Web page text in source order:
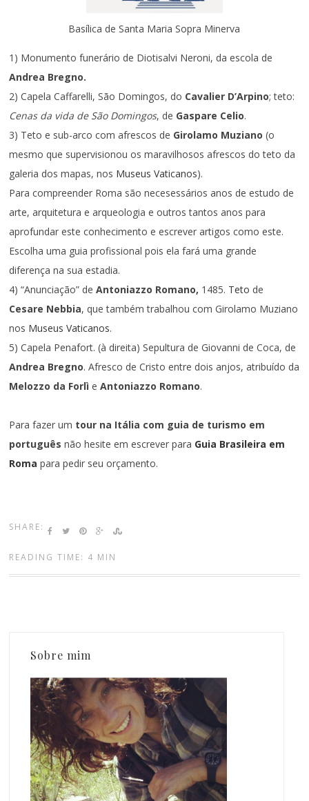
Basílica de Santa Maria Sopra Minerva
1) Monumento funerário de Diotisalvi Neroni, da escola de
Andrea Bregno.
2) Capela Caffarelli, São Domingos, do Cavalier D’Arpino; teto:
Cenas da vida de São Domingos, de Gaspare Celio.
3) Teto e sub-arco com afrescos de Girolamo Muziano(o
mesmo que supervisionou os maravilhosos afrescos do teto da
galeria dos mapas, nos Museus Vaticanos).
Para compreender Roma são necesessários anos de estudo de
arte, arquitetura e arqueologia e outros tantos anos para
aprofundar este conhecimento e escrever artigos como este.
Escolha uma guia profissional pois ela fará uma grande
diferença na sua estadia.
4) “Anunciação” deAntoniazzo Romano, 1485. Teto de
Cesare Nebbia, que também trabalhou com Girolamo Muziano
nos Museus Vaticanos.
5) Capela Penafort. (à direita) Sepultura de Giovanni de Coca, de
Andrea Bregno. Afresco de Cristo entre dois anjos, atribuído da
Melozzo da Forlì eAntoniazzo Romano.
Para fazer um tour na Itália com guia de turismo em
português não hesite em escrever para Guia Brasileira em
Roma para pedir seu orçamento.
SHARE:
READING TIME: 4 MIN
Sobre mim